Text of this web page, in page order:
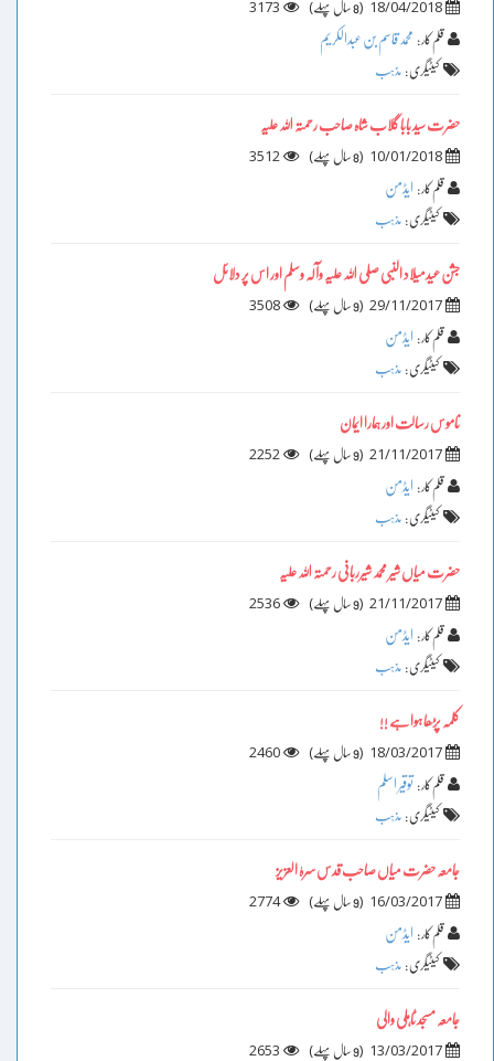
18/04/2018
(8 سال پہلے )
3173
قلم کار : محمد قاسم بن عبدالکریم
کیٹیگری : مذہب
حضرت سید بابا گلاب شاہ صاحب رحمتہ اللہ علیہ
10/01/2018
(8 سال پہلے )
3512
قلم کار : ایڈمن
کیٹیگری : مذہب
جشن عیدمیلاد النبی صلی اللہ علیہ وآلہ وسلم اور اس پر دلائل
29/11/2017
(9 سال پہلے )
3508
قلم کار : ایڈمن
کیٹیگری : مذہب
ناموس رسالت اور ہمارا ایمان
21/11/2017
(9 سال پہلے )
2252
قلم کار : ایڈمن
کیٹیگری : مذہب
حضرت میاں شیر محمد شیرربانی رحمتہ اللہ علیہ
21/11/2017
(9 سال پہلے )
2536
قلم کار : ایڈمن
کیٹیگری : مذہب
کلمہ پڑھا ہوا ہے !!
18/03/2017
(9 سال پہلے )
2460
قلم کار : توقیر اسلم
کیٹیگری : مذہب
جامعہ حضرت میاں صاحب قدس سرہٰ العزیز
16/03/2017
(9 سال پہلے )
2774
قلم کار : ایڈمن
کیٹیگری : مذہب
جامعہ مسجد ٹاہلی والی
13/03/2017
(9 سال پہلے )
2653